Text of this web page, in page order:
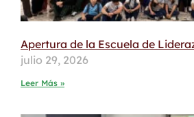
Apertura de la Escuela de
julio 29, 2026
Leer Más »